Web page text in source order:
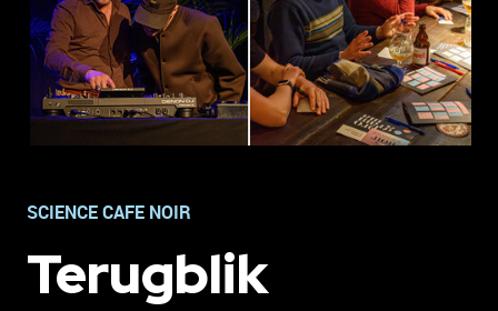
SCIENCE CAFE NOIR
Terugblik